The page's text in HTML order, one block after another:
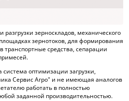
разгрузки зерноскладов, механического
зернотоков, для формирования
транспортные средства, сепарации
оптимизации загрузки,
Сервис Агро" и не имеющая аналогов
работать в полностью
заданной производительностью.